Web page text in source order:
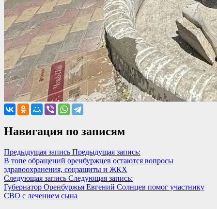
Навигация по записям
Предыдущая запись Предыдущая запись:
В топе обращений оренбуржцев остаются вопросы
здравоохранения, соцзащиты и ЖКХ
Следующая запись Следующая запись:
Губернатор Оренбуржья Евгений Солнцев помог участнику
СВО с лечением сына